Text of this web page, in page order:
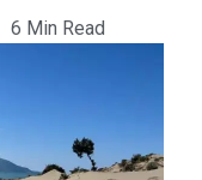
6 Min Read